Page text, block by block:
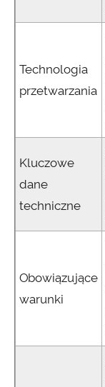
Technologia
przetwarzania
Kluczowe
dane
techniczne
Obowiązujące
warunki